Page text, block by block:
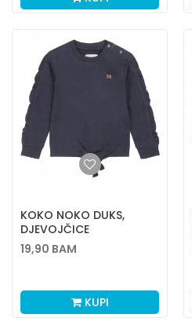
KOKO NOKO DUKS,
DJEVOJČICE
19,90 BAM
KUPI